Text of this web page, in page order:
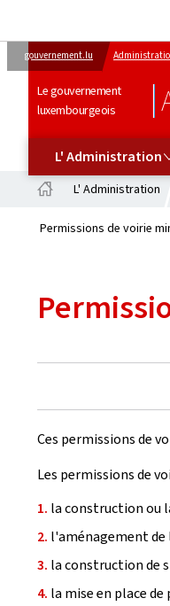
gouvernement.lu
Le gouvernement
luxembourgeois
L' Administration
L' Administration
Permissions de voirie
Ces permissions de
Les permissions de
la construction ou
l'aménagement
la construction de
la mise en place